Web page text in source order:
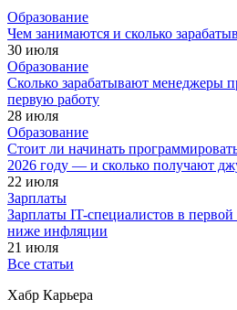
Образование
Чем занимаются и сколько
30 июля
Образование
Сколько зарабатывают менеджеры
первую работу
28 июля
Образование
Стоит ли начинать
2026 году — и сколько получают
22 июля
Зарплаты
Зарплаты IT-специалистов в
ниже инфляции
21 июля
Все статьи
Хабр Карьера